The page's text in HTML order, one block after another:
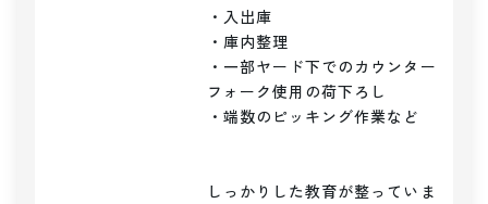
・入出庫
・庫内整理
・一部ヤード下でのカウンター
フォーク使用の荷下ろし
・端数のピッキング作業など
しっかりした教育が整っていま